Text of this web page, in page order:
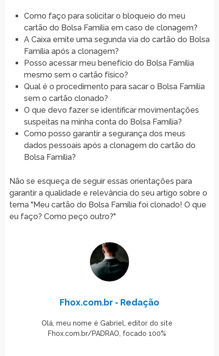
Como faço para solicitar o bloqueio do meu
cartão do Bolsa Família em caso de clonagem?
A Caixa emite uma segunda via do cartão do Bolsa
Família após a clonagem?
Posso acessar meu benefício do Bolsa Família
mesmo sem o cartão físico?
Qual é o procedimento para sacar o Bolsa Família
sem o cartão clonado?
O que devo fazer se identificar movimentações
suspeitas na minha conta do Bolsa Família?
Como posso garantir a segurança dos meus
dados pessoais após a clonagem do cartão do
Bolsa Família?
Não se esqueça de seguir essas orientações para
garantir a qualidade e relevância do seu artigo sobre o
tema "Meu cartão do Bolsa Família foi clonado! O que
eu faço? Como peço outro?"
Fhox.com.br - Redação
Olá, meu nome é Gabriel, editor do site
Fhox.com.br/PADRAO, focado 100%